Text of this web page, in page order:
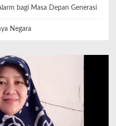
bagi Masa Depan Generasi
Negara